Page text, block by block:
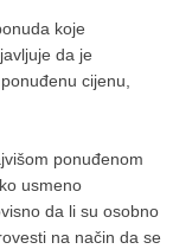
koje
da je
cijenu,
ponuđenom
usmeno
da li su osobno
na način da se